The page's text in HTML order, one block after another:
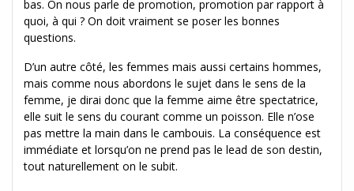
bas. On nous parle de promotion, promotion par rapport à
quoi, à qui ? On doit vraiment se poser les bonnes
questions.
D’un autre côté, les femmes mais aussi certains hommes,
mais comme nous abordons le sujet dans le sens de la
femme, je dirai donc que la femme aime être spectatrice,
elle suit le sens du courant comme un poisson. Elle n’ose
pas mettre la main dans le cambouis. La conséquence est
immédiate et lorsqu’on ne prend pas le lead de son destin,
tout naturellement on le subit.